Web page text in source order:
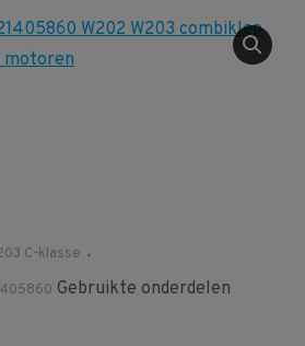
C-klasse
Gebruikte onderdelen